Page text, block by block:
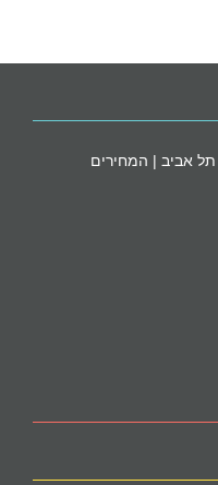
חנות הסיטונאות: זבולון 21, תל אביב | המחירים